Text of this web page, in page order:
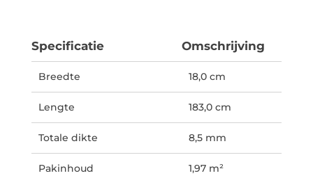
Specificatie Omschrijving
Breedte 18,0 cm
Lengte 183,0 cm
Totale dikte 8,5 mm
Pakinhoud 1,97 m²